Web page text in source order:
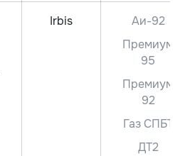
Irbis
Аи-92
Премиум
95
Премиум
92
Газ СПБТ
ДТ2